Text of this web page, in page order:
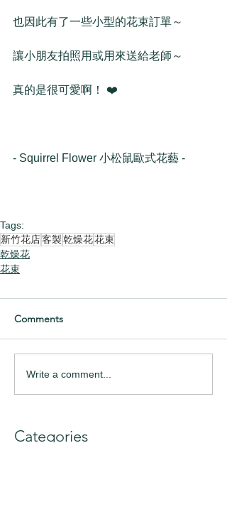
也因此有了一些小型的花束訂單～
讓小朋友拍照用或用來送給老師～
真的是很可愛啊！ ❤️
- Squirrel Flower 小松鼠歐式花藝 -
Tags:
新竹花店客製乾燥花花束
乾燥花
花束
Comments
Write a comment...
Categories